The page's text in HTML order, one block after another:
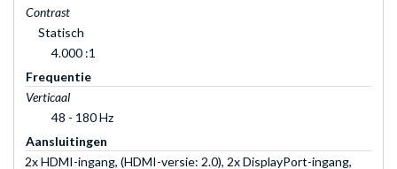
Contrast
Statisch
4.000 :1
Frequentie
Verticaal
48 - 180 Hz
Aansluitingen
2x HDMI-ingang, (HDMI-versie: 2.0), 2x DisplayPort-ingang,